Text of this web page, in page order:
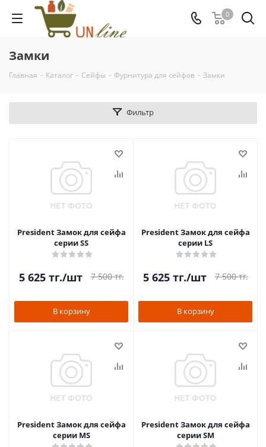
0
Замки
Главная - Каталог - Сейфы - Фурнитура для сейфов - Замки
Фильтр
President Замок для сейфа
серии SS
5 625тг./шт 7 500тг.
В корзину
President Замок для сейфа
серии LS
5 625тг./шт 7 500тг.
В корзину
President Замок для сейфа
серии MS
President Замок для сейфа
серии SM